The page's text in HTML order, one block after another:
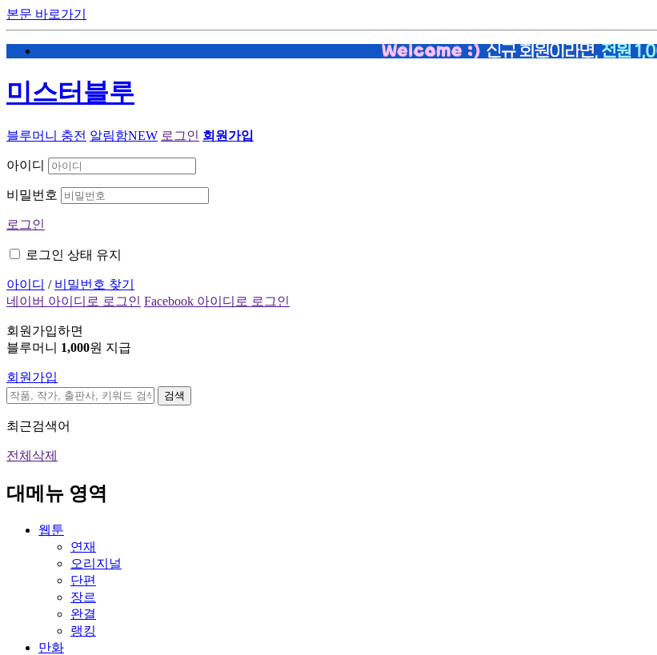
본문 바로가기
미스터블루
블루머니 충전 알림함NEW 로그인 회원가입
아이디
비밀번호
로그인
로그인 상태 유지
아이디 / 비밀번호 찾기
네이버 아이디로 로그인 Facebook 아이디로 로그인
회원가입하면
블루머니 1,000원 지급
회원가입
검색
최근검색어
전체삭제
대메뉴 영역
웹툰
연재
오리지널
단편
장르
완결
랭킹
만화